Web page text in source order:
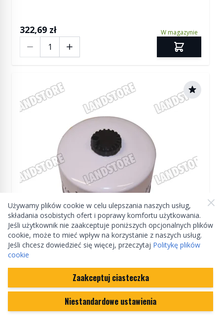
Używamy plików cookie w celu ulepszania naszych usług,
składania osobistych ofert i poprawy komfortu użytkowania.
Jeśli użytkownik nie zaakceptuje poniższych opcjonalnych plików
cookie, może to mieć wpływ na korzystanie z naszych usług.
Jeśli chcesz dowiedzieć się więcej, przeczytaj Politykę plików
cookie
Zaakceptuj ciasteczka
Niestandardowe ustawienia
322,69 zł W magazynie
ZAMIENNIK
Filtr paliwa 2,7 od 2007 (VIN:7A000001) / 3,0 /
3,6 diesel Discovery 3 / Discovery 4 / RR Sport